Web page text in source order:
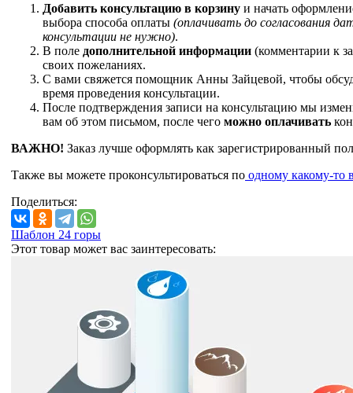
Добавить консультацию в корзину и начать
выбора способа оплаты (оплачивать до согласования
консультации не нужно).
В поле дополнительной информации (комментарии к
своих пожеланиях.
С вами свяжется помощник Анны Зайцевой, чтобы
время проведения консультации.
После подтверждения записи на консультацию мы
вам об этом письмом, после чего можно оплачивать
ВАЖНО! Заказ лучше оформлять как зарегистрированный
Также вы можете проконсультироваться по одному какому-то
Поделиться:
Шаблон 24 горы
Этот товар может вас заинтересовать: